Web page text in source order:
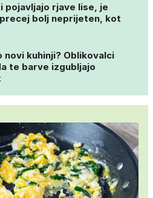
pojavljajo rjave lise, je
bolj neprijeten, kot
novi kuhinji? Oblikovalci
te barve izgubljajo